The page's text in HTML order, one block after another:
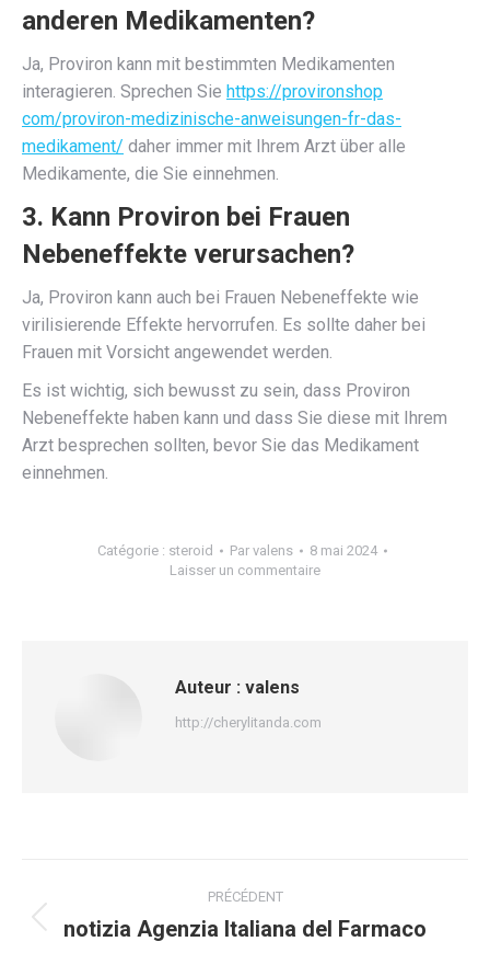
anderen Medikamenten?
Ja, Proviron kann mit bestimmten Medikamenten
interagieren. Sprechen Sie https://provironshop
com/proviron-medizinische-anweisungen-fr-das-
medikament/ daher immer mit Ihrem Arzt über alle
Medikamente, die Sie einnehmen.
3. Kann Proviron bei Frauen
Nebeneffekte verursachen?
Ja, Proviron kann auch bei Frauen Nebeneffekte wie
virilisierende Effekte hervorrufen. Es sollte daher bei
Frauen mit Vorsicht angewendet werden.
Es ist wichtig, sich bewusst zu sein, dass Proviron
Nebeneffekte haben kann und dass Sie diese mit Ihrem
Arzt besprechen sollten, bevor Sie das Medikament
einnehmen.
Catégorie : steroid Par valens
8 mai 2024
Laisser un commentaire
Auteur : valens
http://cherylitanda.com
article
PRÉCÉDENT
Article
notizia Agenzia Italiana del Farmaco